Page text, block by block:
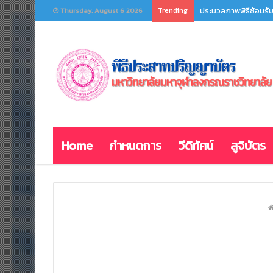
Thursday, August 6 2026 Trending ประมวลภาพพิธีซ้อมรั
Home กำหนดการ วีดิทัศน์ สูจิบัตร